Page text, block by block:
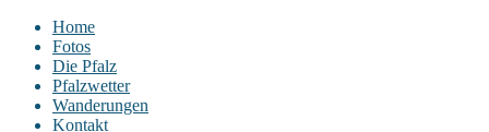
Home
Fotos
Die Pfalz
Pfalzwetter
Wanderungen
Kontakt